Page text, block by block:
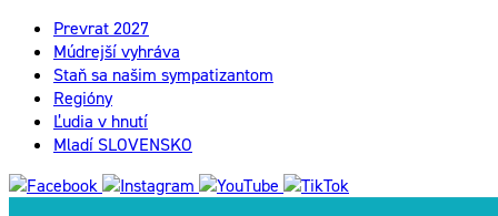
Prevrat 2027
Múdrejší vyhráva
Staň sa našim sympatizantom
Regióny
Ľudia v hnutí
Mladí SLOVENSKO